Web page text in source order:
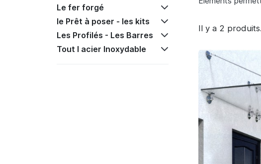
Le fer forgé
le Prêt à poser - les kits
Les Profilés - Les Barres
Tout l acier Inoxydable
Il y a 2 produits.